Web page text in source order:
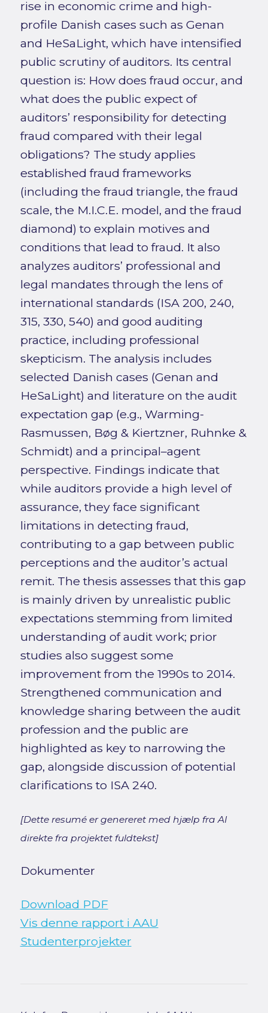
rise in economic crime and high-
profile Danish cases such as Genan
and HeSaLight, which have intensified
public scrutiny of auditors. Its central
question is: How does fraud occur, and
what does the public expect of
auditors’ responsibility for detecting
fraud compared with their legal
obligations? The study applies
established fraud frameworks
(including the fraud triangle, the fraud
scale, the M.I.C.E. model, and the fraud
diamond) to explain motives and
conditions that lead to fraud. It also
analyzes auditors’ professional and
legal mandates through the lens of
international standards (ISA 200, 240,
315, 330, 540) and good auditing
practice, including professional
skepticism. The analysis includes
selected Danish cases (Genan and
HeSaLight) and literature on the audit
expectation gap (e.g., Warming-
Rasmussen, Bøg & Kiertzner, Ruhnke &
Schmidt) and a principal–agent
perspective. Findings indicate that
while auditors provide a high level of
assurance, they face significant
limitations in detecting fraud,
contributing to a gap between public
perceptions and the auditor’s actual
remit. The thesis assesses that this gap
is mainly driven by unrealistic public
expectations stemming from limited
understanding of audit work; prior
studies also suggest some
improvement from the 1990s to 2014.
Strengthened communication and
knowledge sharing between the audit
profession and the public are
highlighted as key to narrowing the
gap, alongside discussion of potential
clarifications to ISA 240.
[Dette resumé er genereret med hjælp fra AI
direkte fra projektet fuldtekst]
Dokumenter
Download PDF
Vis denne rapport i AAU
Studenterprojekter